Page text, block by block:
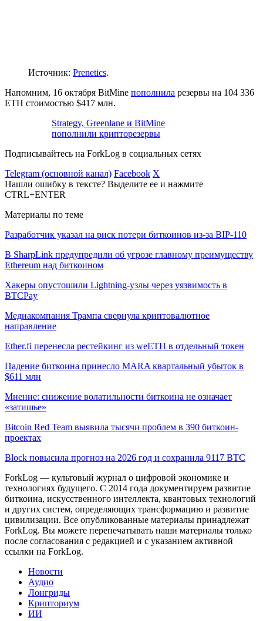
Источник: Prenetics.
Напомним, 16 октября BitMine пополнила резервы на 104 336
ETH стоимостью $417 млн.
Strategy, Greenlane и BitMine
пополнили крипторезервы
Подписывайтесь на ForkLog в социальных сетях
Telegram (основной канал) Facebook X
Нашли ошибку в тексте? Выделите ее и нажмите
CTRL+ENTER
Материалы по теме
Разработчик указал на риск потери биткоинов из-за BIP-110
В SharpLink предупредили об угрозе главному преимуществу
Ethereum над биткоином
Хакеры опустошили Lightning-узлы через уязвимость в
BTCPay
Медиакомпания Трампа свернула криптовалютное
направление
Ether.fi перенесла рестейкинг из weETH в отдельный токен
Падение биткоина принесло MARA квартальный убыток в
$611 млн
Мнение: снижение волатильности биткоина не означает
«затишье»
Bitcoin Red Team выявила тысячи проблем в 390 биткоин-
проектах
Block повысила прогноз на 2026 год и сохранила 9117 BTC
ForkLog — культовый журнал о цифровой экономике и
технологиях будущего. С 2014 года документируем развитие
биткоина, искусственного интеллекта, квантовых технологий
и других систем, определяющих трансформацию и развитие
цивилизации. Все опубликованные материалы принадлежат
ForkLog. Вы можете перепечатывать наши материалы только
после согласования с редакцией и с указанием активной
ссылки на ForkLog.
Новости
Аудио
Лонгриды
Крипториум
ИИ